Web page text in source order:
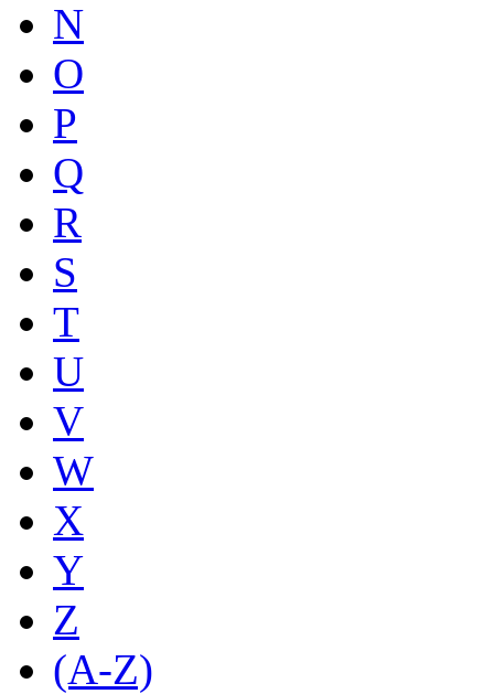
N
O
P
Q
R
S
T
U
V
W
X
Y
Z
(A-Z)